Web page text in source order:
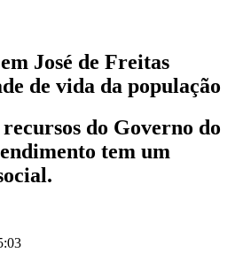
José de Freitas
de vida da população
do Governo do
tem um